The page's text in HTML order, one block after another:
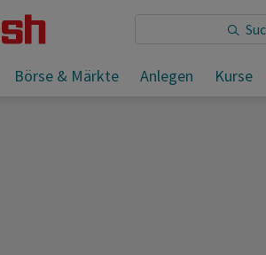
Börse & Märkte Anlegen Kurse